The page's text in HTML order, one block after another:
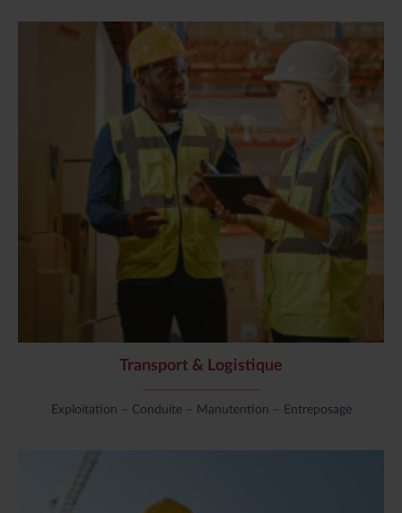
Transport & Logistique
Exploitation – Conduite – Manutention – Entreposage